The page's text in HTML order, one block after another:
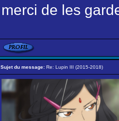
merci de les
Sujet du message: Re: Lupin III (2015-2018)